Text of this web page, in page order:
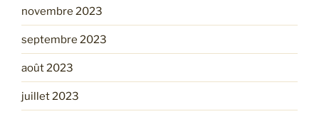
novembre 2023
septembre 2023
août 2023
juillet 2023